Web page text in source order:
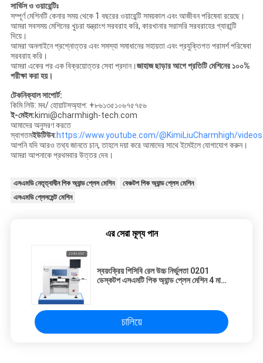
সার্ভিস ও ওয়ারেন্টিঃ
সম্পূর্ণ মেশিনটি কেনার সময় থেকে 1 বছরের ওয়ারেন্টি সময়কাল এবং আজীবন পরিষেবা রয়েছে।
আমরা সবসময় মেশিনের খুচরা যন্ত্রাংশ সরবরাহ করি, কারখানার সরাসরি সরবরাহের গ্যারান্টি
দিয়ে।
আমরা অনলাইনে প্রশ্নোত্তর এবং সমস্যা সমাধানের সহায়তা এবং প্রযুক্তিগত পরামর্শ পরিষেবা
সরবরাহ করি।
আমরা একের পর এক বিক্রয়োত্তর সেবা প্রদান।জাহাজ ছাড়ার আগে প্রতিটি মেশিনের ১০০%
পরীক্ষা করা হয়।
টেকনিক্যাল সাপোর্ট:
কিমি লিউ: মব/ হোয়াটসঅ্যাপ: +৮৬১৩৫১০৬৭৫৭৫৬
ই-মেইল:kimi@charmhigh-tech.com
আমাদের অনুসরণ করতে
স্বাগতমইউটিউব:https://www.youtube.com/@KimiLiuCharmhigh/videos
আপনি যদি আরও তথ্য জানতে চান, তাহলে দয়া করে আমাদের সাথে ইমেইলে যোগাযোগ করুন।
আমরা আপনাকে প্রথমবার উত্তর দেব।
এসএমডি নেতৃত্বাধীন পিক অ্যান্ড প্লেস মেশিন
বেঞ্চটপ পিক অ্যান্ড প্লেস মেশিন
এসএমডি প্লেসমেন্ট মেশিন
এর সেরা মূল্য পান
স্বয়ংক্রিয় পিসিবি রেল উচ্চ নির্ভুলতা 0201
ডেস্কটপ এসএমটি পিক অ্যান্ড প্লেস মেশিন 4 মাথা
চালিয়ে